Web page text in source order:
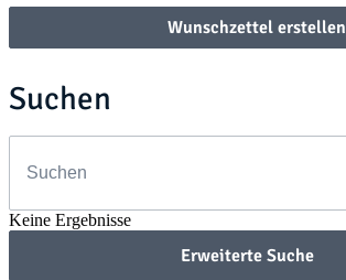
Wunschzettel erstellen
Suchen
Keine Ergebnisse
Erweiterte Suche